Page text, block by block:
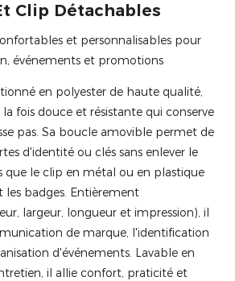
Clip Détachables
et personnalisables pour
événements et promotions
en polyester de haute qualité,
fois douce et résistante qui conserve
pas. Sa boucle amovible permet de
d'identité ou clés sans enlever le
que le clip en métal ou en plastique
badges. Entièrement
largeur, longueur et impression), il
de marque, l'identification
d'événements. Lavable en
il allie confort, praticité et